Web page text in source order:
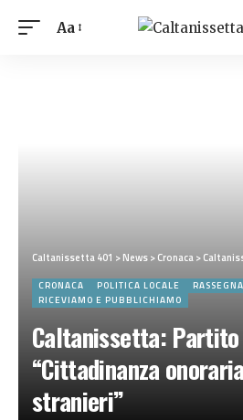
Aa
Caltanissetta 401 >News>Cronaca>Caltanissetta:
CRONACA POLITICA LOCALE
RICEVIAMO E PUBBLICHIAMO
Caltanissetta:
“Cittadinanza
stranieri”